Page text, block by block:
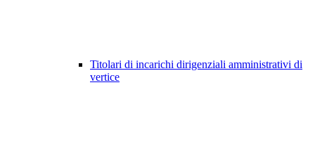
Titolari di incarichi dirigenziali amministrativi di
vertice